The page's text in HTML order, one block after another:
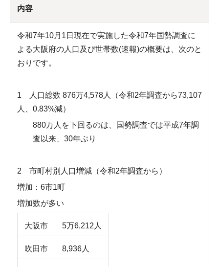
内容
令和7年10月1日現在で実施した令和7年国勢調査に
よる大阪府の人口及び世帯数(速報)の概要は、次のと
おりです。
1 人口総数 876万4,578人（令和2年調査から73,107
人、0.83%減）
880万人を下回るのは、国勢調査では平成7年調
査以来、30年ぶり
2 市町村別人口増減（令和2年調査から）
増加：6市1町
増加数が多い
大阪市 5万6,212人
吹田市 8,936人